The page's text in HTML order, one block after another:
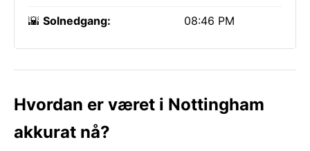
🌇 Solnedgang: 08:46 PM
Hvordan er været i Nottingham
akkurat nå?